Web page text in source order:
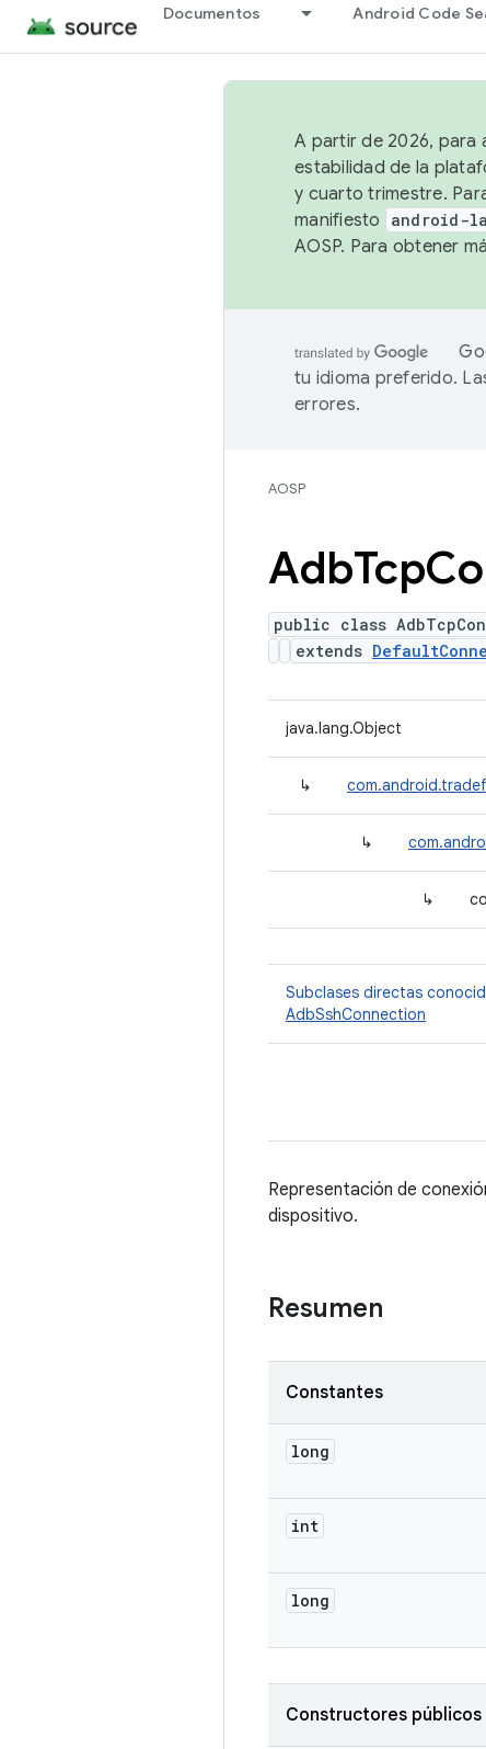
Documentos Android Code
A partir de 2026, para
estabilidad de la
y cuarto trimestre.
manifiesto
android-
AOSP. Para obtener
tu idioma preferido.
errores.
AOSP
AdbTcp
public class
extends
java.lang.Object
↳
↳
↳
Subclases directas
AdbSshConnection
Representación de
dispositivo.
Resumen
Constantes
long
int
long
Constructores públicos